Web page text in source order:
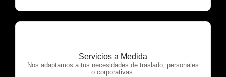
Servicios a Medida
Nos adaptamos a tus necesidades de traslado; personales
o corporativas.
OTP Servicios